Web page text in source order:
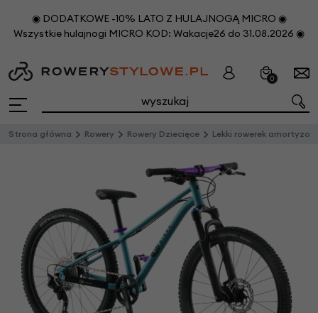
◉ DODATKOWE -10% LATO Z HULAJNOGĄ MICRO ◉
Wszystkie hulajnogi MICRO KOD: Wakacje26 do 31.08.2026 ◉
0
Strona główna Rowery Rowery Dziecięce Lekki rowerek amortyzowany KUbikes 24 S MTB DISC Turkusowy + Laser Purple